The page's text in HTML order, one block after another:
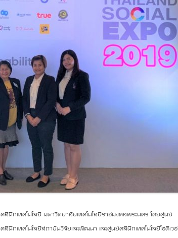
คลินิกเทคโนโลยี มหาวิทยาลัยเทคโนโลยีราชมงคลพระนคร โดยศูนย์
คลินิกเทคโนโลยีสถาบันวิจัยและพัฒนา และศูนย์คลินิกเทคโนโลยีโชติเวช